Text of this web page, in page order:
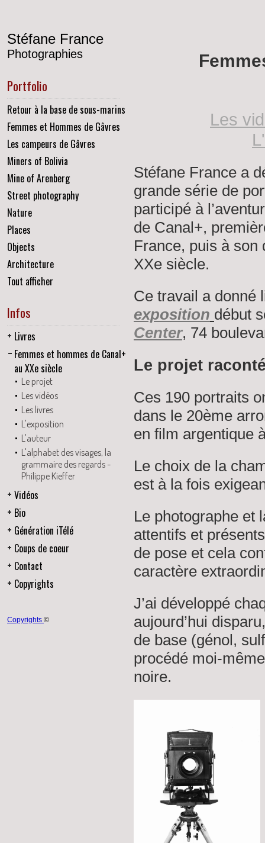
Stéfane France
Photographies
Portfolio
Retour à la base de sous-marins
Femmes et Hommes de Gâvres
Les campeurs de Gâvres
Miners of Bolivia
Mine of Arenberg
Street photography
Nature
Places
Objects
Architecture
Tout afficher
Infos
Livres
Femmes et hommes de Canal+
au XXe siècle
Le projet
Les vidéos
Les livres
L'exposition
L'auteur
L'alphabet des visages, la
grammaire des regards -
Philippe Kieffer
Vidéos
Bio
Génération iTélé
Coups de coeur
Contact
Copyrights
Copyrights ©
Les
Stéfane France a
grande série de
participé à
de Canal+,
France, puis à son
XXe siècle.
Ce travail a donné
exposition début
Center, 74
Le projet
Ces 190 portraits
dans le 20ème
en film argentique
Le choix de la
est à la fois
Le photographe et
attentifs et
de pose et cela
caractère
J’ai développé
aujourd’hui
de base (génol,
procédé moi-
noire.